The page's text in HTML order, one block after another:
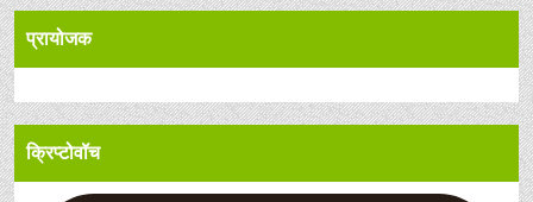
प्रायोजक
क्रिप्टोवॉच